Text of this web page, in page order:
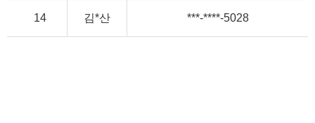
14 김*산 ***-****-5028